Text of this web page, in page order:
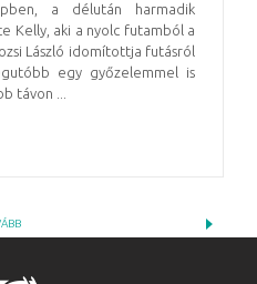
a délután harmadik
Kelly, aki a nyolc futamból a
László idomítottja futásról
egy győzelemmel is
távon ...